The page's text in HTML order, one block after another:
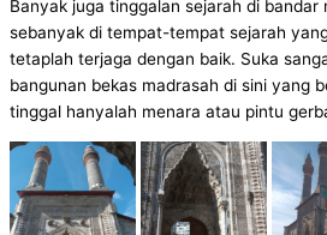
Banyak juga tinggalan sejarah di bandar
sebanyak di tempat-tempat sejarah
tetaplah terjaga dengan baik. Suka
bangunan bekas madrasah di sini yang
tinggal hanyalah menara atau pintu